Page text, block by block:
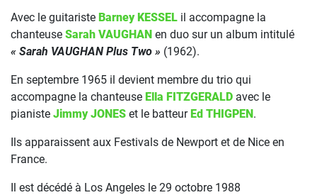
Avec le guitariste Barney KESSEL il accompagne la
chanteuse Sarah VAUGHAN en duo sur un album intitulé
« Sarah VAUGHAN Plus Two » (1962).
En septembre 1965 il devient membre du trio qui
accompagne la chanteuse Ella FITZGERALD avec le
pianiste Jimmy JONES et le batteurEd THIGPEN.
Ils apparaissent aux Festivals de Newport et de Nice en
France.
Il est décédé à Los Angeles le 29 octobre 1988